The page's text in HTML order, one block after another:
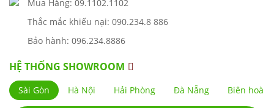
Mua Hàng: 09.1102.1102
Thắc mắc khiếu nại: 090.234.8 886
Bảo hành: 096.234.8886
HỆ THỐNG SHOWROOM
Sài Gòn Hà Nội Hải Phòng Đà Nẵng Biên hoà